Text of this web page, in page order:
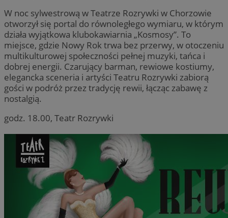
W noc sylwestrową w Teatrze Rozrywki w Chorzowie
otworzył się portal do równoległego wymiaru, w którym
działa wyjątkowa klubokawiarnia „Kosmosy”. To
miejsce, gdzie Nowy Rok trwa bez przerwy, w otoczeniu
multikulturowej społeczności pełnej muzyki, tańca i
dobrej energii. Czarujący barman, rewiowe kostiumy,
elegancka sceneria i artyści Teatru Rozrywki zabiorą
gości w podróż przez tradycję rewii, łącząc zabawę z
nostalgią.
godz. 18.00, Teatr Rozrywki